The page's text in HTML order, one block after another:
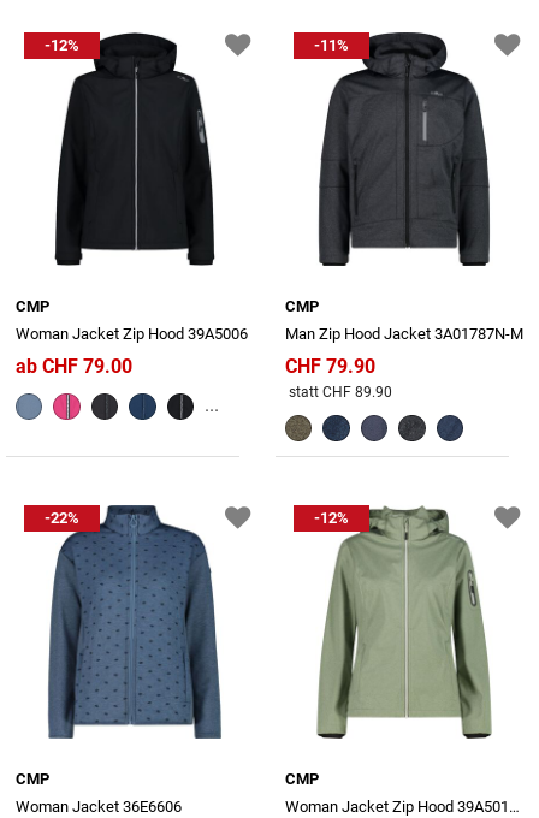
-12%
CMP
Woman Jacket Zip Hood 39A5006
ab CHF 79.00
...
-11%
CMP
Man Zip Hood Jacket 3A01787N-M
CHF 79.90
Preis reduziert von
statt CHF 89.90
-22%
CMP
Woman Jacket 36E6606
-12%
CMP
Woman Jacket Zip Hood 39A5016M